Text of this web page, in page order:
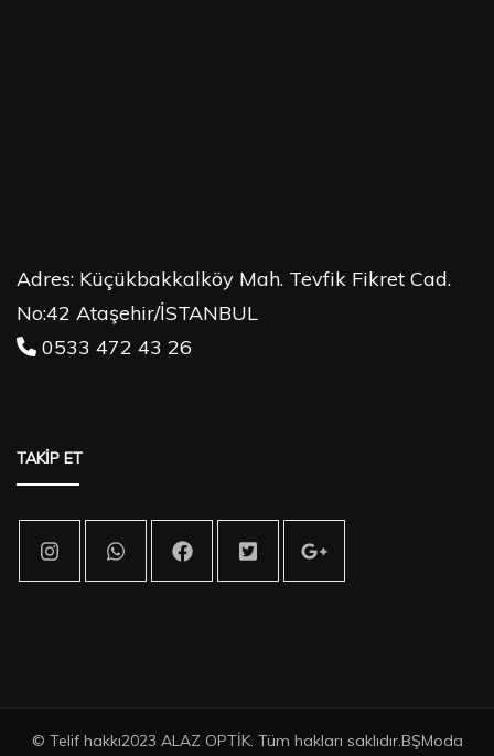
Adres: Küçükbakkalköy Mah. Tevfik Fikret Cad.
No:42 Ataşehir/İSTANBUL
0533 472 43 26
TAKİP ET
© Telif hakkı2023 ALAZ OPTİK. Tüm hakları saklıdır.BŞModa